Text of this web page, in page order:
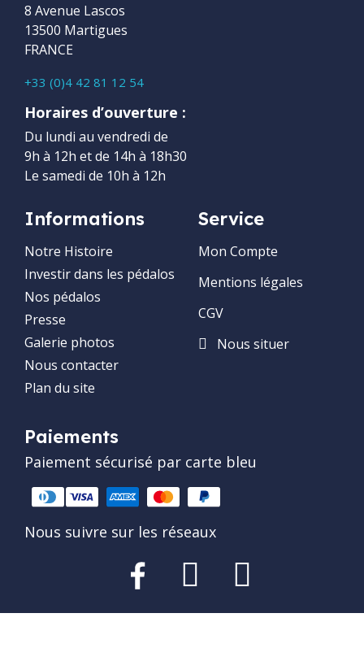
8 Avenue Lascos
13500 Martigues
FRANCE
+33 (0)4 42 81 12 54
Horaires d’ouverture :
Du lundi au vendredi de
9h à 12h et de 14h à 18h30
Le samedi de 10h à 12h
Informations
Notre Histoire
Investir dans les pédalos
Nos pédalos
Presse
Galerie photos
Nous contacter
Plan du site
Service
Mon Compte
Mentions légales
CGV
Nous situer
Paiements
Paiement sécurisé par carte bleu
Nous suivre sur les réseaux